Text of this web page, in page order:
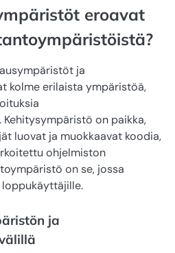
eroavat
ja
kolme erilaista ympäristöä,
on paikka,
luovat ja muokkaavat koodia,
ohjelmiston
on se, jossa
ja